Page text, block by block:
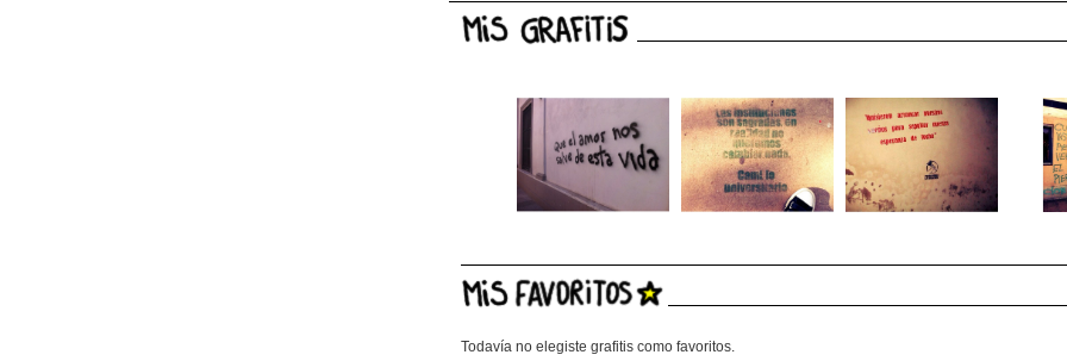
Todavía no elegiste grafitis como favoritos.